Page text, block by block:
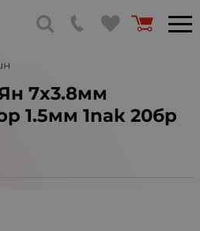
7x3.8мм
1.5мм 1пак 20бр